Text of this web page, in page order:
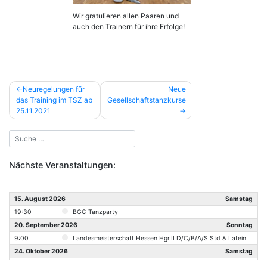
Nächste Veranstaltungen:
15. August 2026
Samstag
19:30
BGC Tanzparty
20. September 2026
Sonntag
9:00
Landesmeisterschaft Hessen Hgr.II D/C/B/A/S Std & Latein
24. Oktober 2026
Samstag
Wir gratulieren allen Paaren und
auch den Trainern für ihre Erfolge!
Beitragsnavigation
Neuregelungen für
das Training im TSZ ab
25.11.2021
Neue
Gesellschaftstanzkurse